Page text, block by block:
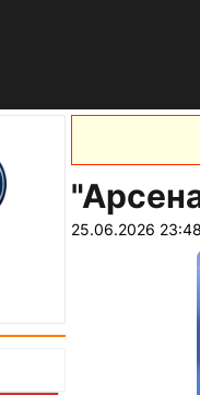
25.06.2026 23:48